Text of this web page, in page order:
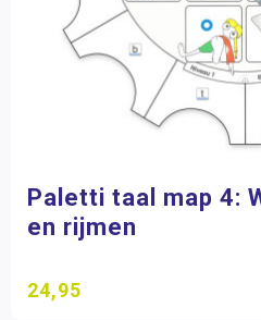
Paletti taal map 4:
en rijmen
24,95